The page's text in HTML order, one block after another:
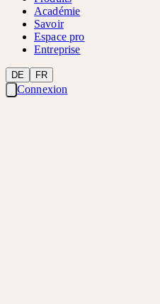
Académie
Savoir
Espace pro
Entreprise
DE FR
Connexion